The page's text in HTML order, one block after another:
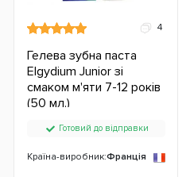
4
Гелева зубна паста
Elgydium Junior зі
смаком м'яти 7-12 років
(50 мл.)
Готовий до відправки
Країна-виробник:Франція